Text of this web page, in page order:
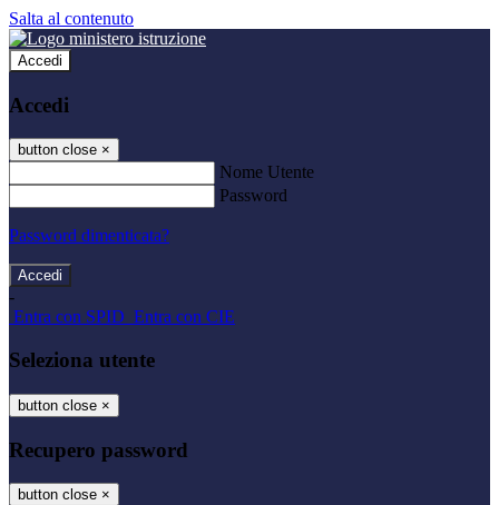
Salta al contenuto
Accedi
Accedi
button close ×
Nome Utente
Password
Password dimenticata?
-
Entra con SPID Entra con CIE
Seleziona utente
button close ×
Recupero password
button close ×